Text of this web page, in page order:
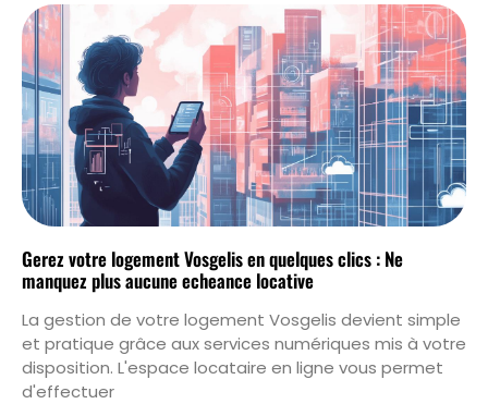
Gerez votre logement Vosgelis en quelques clics : Ne
manquez plus aucune echeance locative
La gestion de votre logement Vosgelis devient simple
et pratique grâce aux services numériques mis à votre
disposition. L'espace locataire en ligne vous permet
d'effectuer